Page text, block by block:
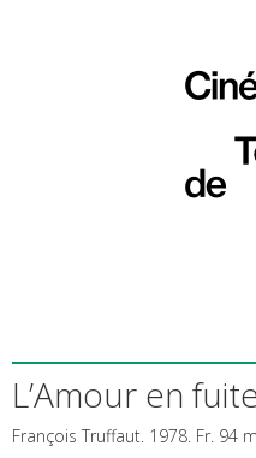
L’Amour en fuite
François Truffaut. 1978. Fr. 94